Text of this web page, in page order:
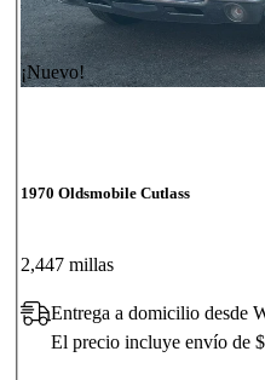
¡Nuevo!
1970 Oldsmobile Cutlass
2,447 millas
Entrega a domicilio desde
El precio incluye envío de